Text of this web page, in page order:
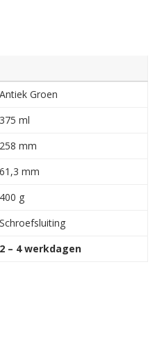
Antiek Groen
375 ml
258 mm
61,3 mm
400 g
Schroefsluiting
2 – 4 werkdagen